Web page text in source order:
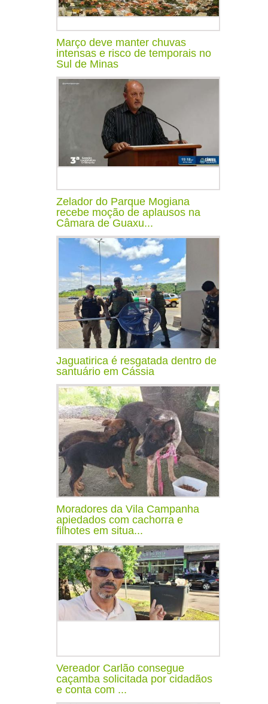
Março deve manter chuvas
intensas e risco de temporais no
Sul de Minas
Zelador do Parque Mogiana
recebe moção de aplausos na
Câmara de Guaxu...
Jaguatirica é resgatada dentro de
santuário em Cássia
Moradores da Vila Campanha
apiedados com cachorra e
filhotes em situa...
Vereador Carlão consegue
caçamba solicitada por cidadãos
e conta com ...